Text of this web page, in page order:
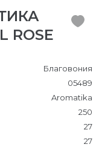
ROSE
Благовония
05489
Aromatika
250
27
27